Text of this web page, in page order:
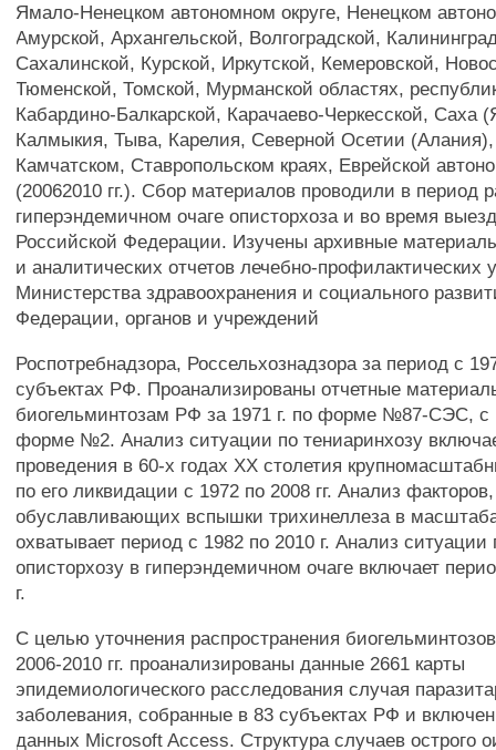
Ямало-Ненецком автономном округе, Ненецком
Амурской, Архангельской, Волгоградской,
Сахалинской, Курской, Иркутской, Кемеровской,
Тюменской, Томской, Мурманской областях,
Кабардино-Балкарской, Карачаево-Черкесской, Саха
Калмыкия, Тыва, Карелия, Северной Осетии
Камчатском, Ставропольском краях, Еврейской
(20062010 гг.). Сбор материалов проводили в период
гиперэндемичном очаге описторхоза и во время
Российской Федерации. Изучены архивные
и аналитических отчетов лечебно-профилактических
Министерства здравоохранения и социального
Федерации, органов и учреждений
Роспотребнадзора, Россельхознадзора за период с
субъектах РФ. Проанализированы отчетные
биогельминтозам РФ за 1971 г. по форме №87-СЭС, с
форме №2. Анализ ситуации по тениаринхозу
проведения в 60-х годах XX столетия
по его ликвидации с 1972 по 2008 гг. Анализ факторов,
обуславливающих вспышки трихинеллеза в
охватывает период с 1982 по 2010 г. Анализ ситуации
описторхозу в гиперэндемичном очаге включает
г.
С целью уточнения распространения
2006-2010 гг. проанализированы данные 2661 карты
эпидемиологического расследования случая
заболевания, собранные в 83 субъектах РФ и
данных Microsoft Access. Структура случаев острого